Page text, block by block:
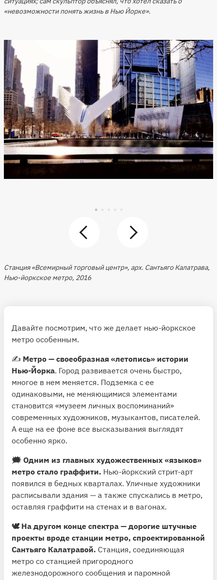
«невозможности понять жизнь в Нью Йорке».
Станция «Всемирный торговый центр», арх. Сантьяго Калатрава,
Нью-йоркское метро, 2016
Давайте посмотрим, что же делает нью-йоркское
метро особенным.
✍️ Метро — своеобразная «летопись» истории
Нью-Йорка. Город развивается очень быстро,
многое в нем меняется. Подземка с ее
одинаковыми, не меняющимися элементами
становится «музеем личных воспоминаний»
современных художников, музыкантов, писателей.
А еще на ее фоне все высказывания выглядят
особенно ярко.
🗯 Одним из главных художественных «языков»
метро стало граффити. Нью-йоркский стрит-арт
появился в бедных кварталах. Уличные художники
расписывали здания — а также спускались в метро,
оставляя граффити на стенах и в вагонах.
🕊 На другом конце спектра — дорогие штучные
проекты вроде станции метро, спроектированной
Сантьяго Калатравой. Станция, соединяющая
метро со станцией пригородного
железнодорожного сообщения и паромной